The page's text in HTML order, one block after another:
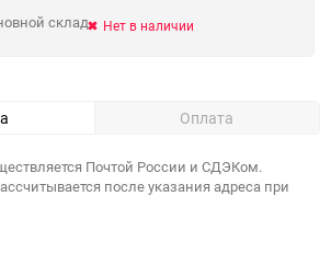
склад Нет в наличии
Оплата
Почтой России и СДЭКом.
после указания адреса при